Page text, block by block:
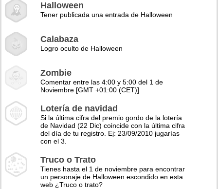
Halloween
Tener publicada una entrada de Halloween
Calabaza
Logro oculto de Halloween
Zombie
Comentar entre las 4:00 y 5:00 del 1 de
Noviembre [GMT +01:00 (CET)]
Lotería de navidad
Si la última cifra del premio gordo de la lotería
de Navidad (22 Dic) coincide con la última cifra
del día de tu registro. Ej: 23/09/2010 jugarías
con el 3.
Truco o Trato
Tienes hasta el 1 de noviembre para encontrar
un personaje de Halloween escondido en esta
web ¿Truco o trato?